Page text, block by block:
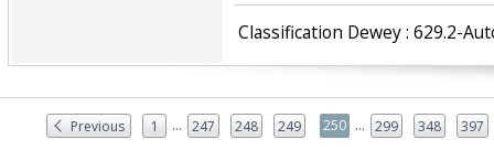
Classification Dewey : 629.2-
Previous 1 ... 247 248 249 250 ... 299 348 397